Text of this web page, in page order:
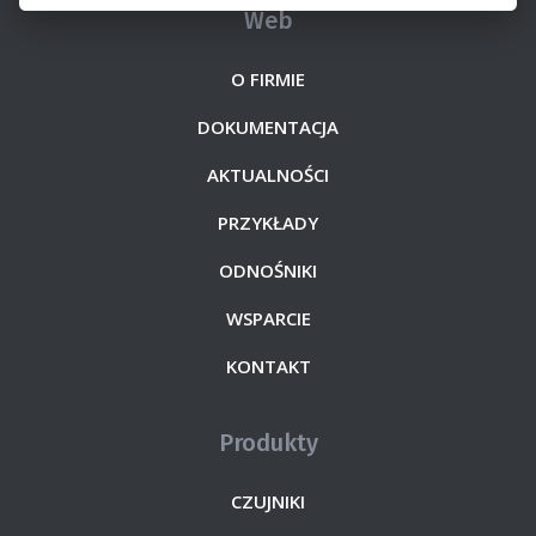
Web
O FIRMIE
DOKUMENTACJA
AKTUALNOŚCI
PRZYKŁADY
ODNOŚNIKI
WSPARCIE
KONTAKT
Produkty
CZUJNIKI